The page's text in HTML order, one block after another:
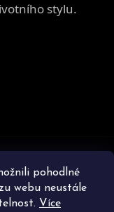
pohodlné
webu neustále
Více
stylu.